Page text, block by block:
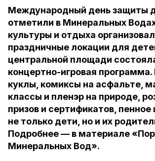
Международный день защиты
отметили в Минеральных
культуры и отдыха
праздничные локации для
центральной площади
концертно-игровая
куклы, комиксы на асфальте,
классы и пленэр на природе,
призов и сертификатов,
не только дети, но и их
Подробнее — в материале
Минеральных Вод».